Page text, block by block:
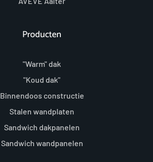
Producten
"Warm" dak
"Koud dak"
Binnendoos constructie
Stalen wandplaten
Sandwich dakpanelen
Sandwich wandpanelen